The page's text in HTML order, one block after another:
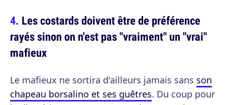
Les costards doivent être de préférence
rayés sinon on n'est pas "vraiment" un "vrai"
mafieux
Le mafieux ne sortira d'ailleurs jamais sans son
chapeau borsalino et ses guêtres. Du coup pour